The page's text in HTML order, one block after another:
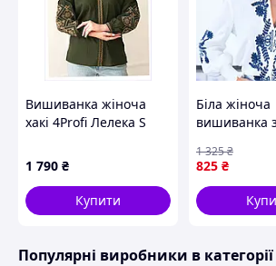
Вишиванка жіноча
хакі 4Profi Лелека S
1 790 ₴
Купити
Біла жіноча
вишиванка
крій, розмір
825 ₴
1 325₴
Популярні виробники в категорії